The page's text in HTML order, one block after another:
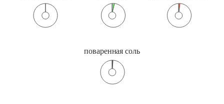
поваренная соль